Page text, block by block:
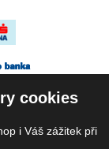
cookies
i Váš zážitek při